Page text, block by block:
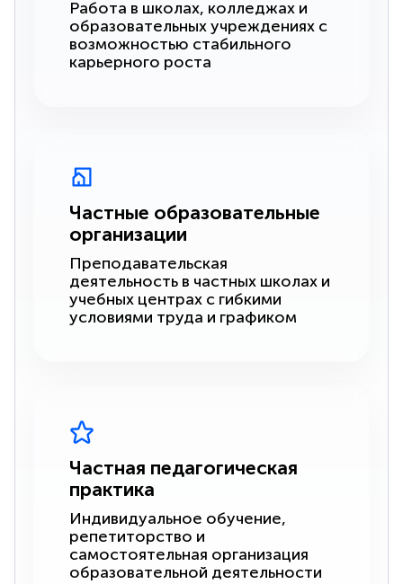
Работа в школах, колледжах и
образовательных учреждениях с
возможностью стабильного
карьерного роста
Частные образовательные
организации
Преподавательская
деятельность в частных школах и
учебных центрах с гибкими
условиями труда и графиком
Частная педагогическая
практика
Индивидуальное обучение,
репетиторство и
самостоятельная организация
образовательной деятельности